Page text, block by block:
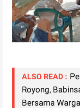
ALSO READ :
Royong,
Bersama